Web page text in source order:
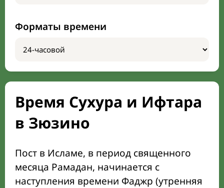
Форматы времени
Время Сухура и Ифтара
в Зюзино
Пост в Исламе, в период священного
месяца Рамадан, начинается с
наступления времени Фаджр (утренняя